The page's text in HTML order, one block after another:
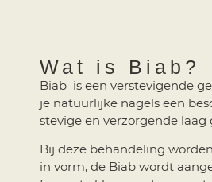
Wat is Biab?
Biab is een verstevigende
je natuurlijke nagels een
stevige en verzorgende laag
Bij deze behandeling
in vorm, de Biab wordt